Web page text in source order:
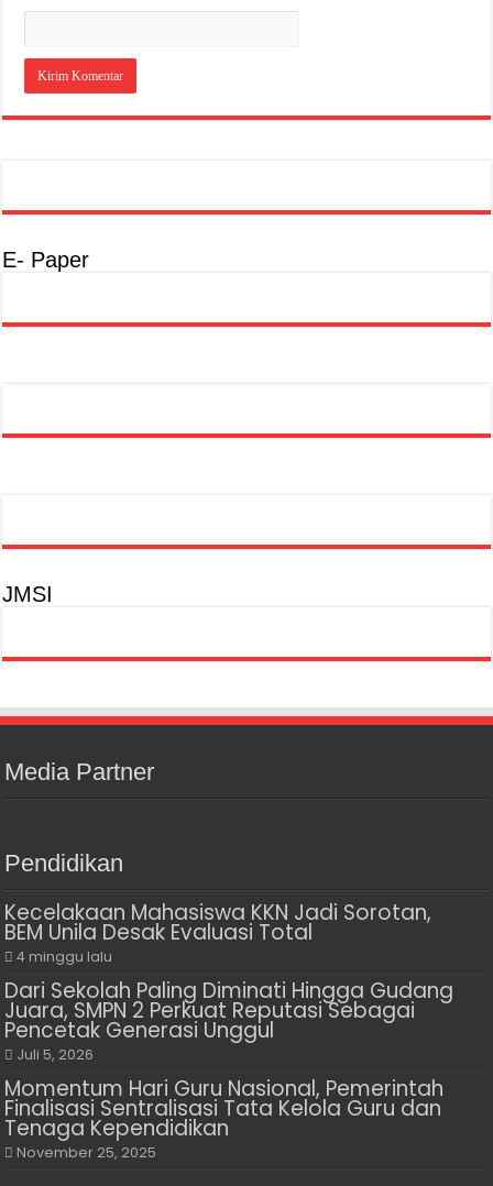
E- Paper
JMSI
Media Partner
Pendidikan
Kecelakaan Mahasiswa KKN Jadi Sorotan,
BEM Unila Desak Evaluasi Total
4 minggu lalu
Dari Sekolah Paling Diminati Hingga Gudang
Juara, SMPN 2 Perkuat Reputasi Sebagai
Pencetak Generasi Unggul
Juli 5, 2026
Momentum Hari Guru Nasional, Pemerintah
Finalisasi Sentralisasi Tata Kelola Guru dan
Tenaga Kependidikan
November 25, 2025